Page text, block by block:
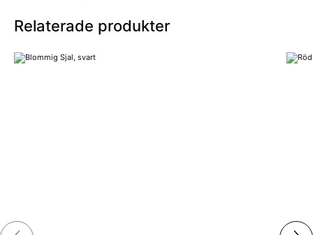
Relaterade produkter